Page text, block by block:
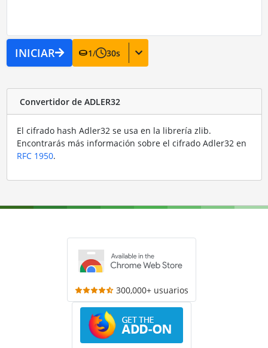
INICIAR 1/ 30s
Convertidor de ADLER32
El cifrado hash Adler32 se usa en la librería zlib.
Encontrarás más información sobre el cifrado Adler32 en
RFC 1950.
300,000+ usuarios